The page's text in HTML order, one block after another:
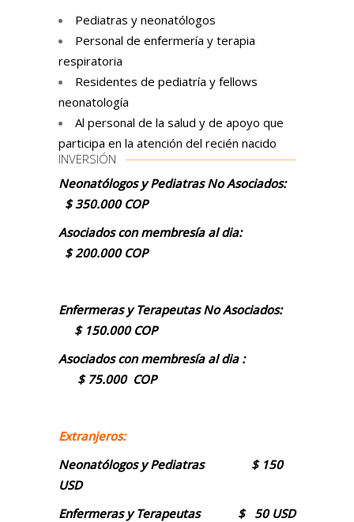
Pediatras y neonatólogos
Personal de enfermería y terapia
respiratoria
Residentes de pediatría y fellows
neonatología
Al personal de la salud y de apoyo que
participa en la atención del recién nacido
INVERSIÓN
Neonatólogos y PediatrasNo Asociados:
$ 350.000 COP
Asociados con membresía al dia:
$ 200.000 COP
Enfermeras y Terapeutas No Asociados:
$ 150.000 COP
Asociados con membresía al dia :
$ 75.000 COP
Extranjeros:
Neonatólogos y Pediatras $ 150
USD
Enfermeras y Terapeutas $ 50 USD